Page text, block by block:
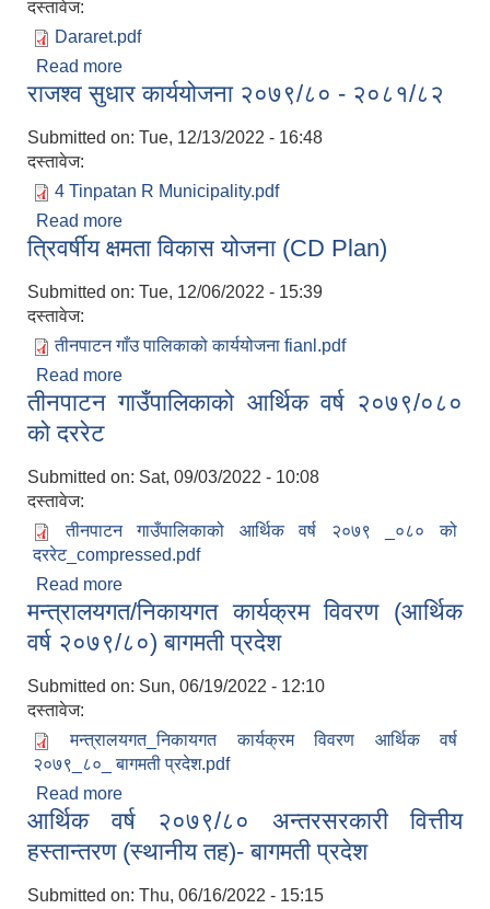
दस्तावेज:
Dararet.pdf
Read more
दररेट
राजश्व सुधार कार्ययोजना २०७९/८० - २०८१/८२
Submitted on: Tue, 12/13/2022 - 16:48
दस्तावेज:
4 Tinpatan R Municipality.pdf
Read more
त्रिवर्षीय क्षमता विकास योजना (CD Plan)
Submitted on: Tue, 12/06/2022 - 15:39
दस्तावेज:
तीनपाटन गाँउ पालिकाको कार्ययोजना fianl.pdf
Read more
तीनपाटन गाउँपालिकाको आर्थिक वर्ष २०७९/०८०
को दररेट
Submitted on: Sat, 09/03/2022 - 10:08
दस्तावेज:
तीनपाटन गाउँपालिकाको आर्थिक वर्ष २०७९ _०८० को
दररेट_compressed.pdf
Read more
दररेट
मन्त्रालयगत/निकायगत कार्यक्रम विवरण (आर्थिक
वर्ष २०७९/८०) बागमती प्रदेश
Submitted on: Sun, 06/19/2022 - 12:10
दस्तावेज:
मन्त्रालयगत_निकायगत कार्यक्रम विवरण आर्थिक वर्ष
२०७९_८०_ बागमती प्रदेश.pdf
Read more
वर्ष २०७९/८०) बागमती प्रदेश
आर्थिक वर्ष २०७९/८० अन्तरसरकारी वित्तीय
हस्तान्तरण (स्थानीय तह)- बागमती प्रदेश
Submitted on: Thu, 06/16/2022 - 15:15